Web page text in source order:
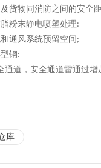
货物同消防之间的安全
粉末静电喷塑处理:
通风系统预留空间 ;
钢 :
道，安全通道雷通过
库